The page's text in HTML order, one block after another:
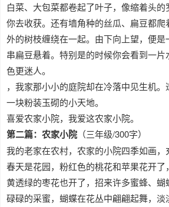
白菜、大包菜都卷起了叶子，像缩着头
你去收获。还有墙角种的丝瓜、扁豆都
外的树枝缠绕在一起。由下向上望，便
串扁豆悬着。特别是的时候你会看到一
色更迷人。
，我家那小小的庭院却在冷落中见生机
一块粉装玉砌的小天地。
喜爱农家小院，我爱这农家小院。
第二篇：农家小院 （三年级/300字）
我的老家在农村，农家的小院四季如画，
春天是花园，粉红色的桃花和苹果花开
黄透绿的枣花也开了，招来许多蜜蜂、
碌碌的采蜜，蝴蝶在花丛中翩翩起舞，